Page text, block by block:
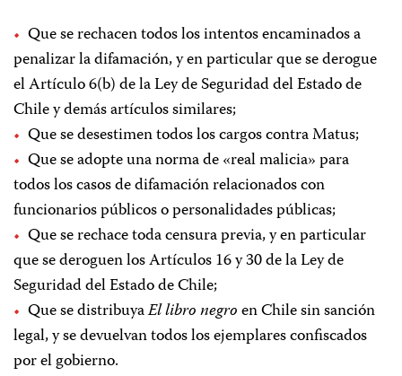
Que se rechacen todos los intentos encaminados a
penalizar la difamación, y en particular que se derogue
el Artículo 6(b) de la Ley de Seguridad del Estado de
Chile y demás artículos similares;
Que se desestimen todos los cargos contra Matus;
Que se adopte una norma de «real malicia» para
todos los casos de difamación relacionados con
funcionarios públicos o personalidades públicas;
Que se rechace toda censura previa, y en particular
que se deroguen los Artículos 16 y 30 de la Ley de
Seguridad del Estado de Chile;
Que se distribuyaEl libro negroen Chile sin sanción
legal, y se devuelvan todos los ejemplares confiscados
por el gobierno.